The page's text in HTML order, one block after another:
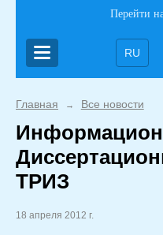
Перейти
RU
Главная → Все новости
ТРИЗ
18 апреля 2012 г.